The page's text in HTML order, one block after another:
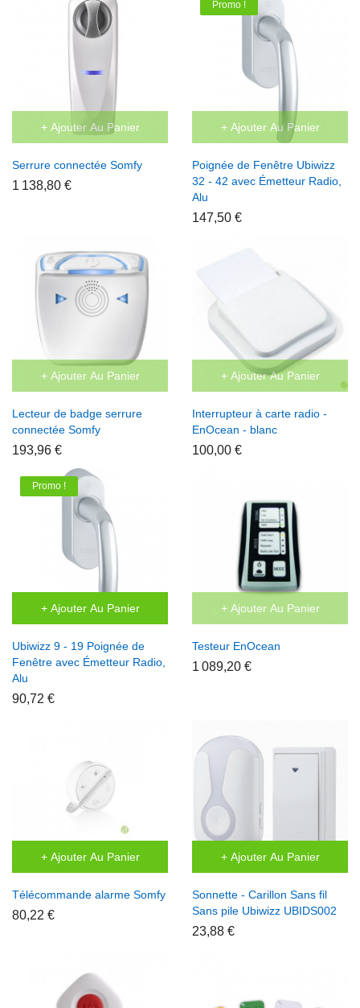
+ Ajouter Au Panier
Serrure connectée Somfy
1 138,80 €
Promo !
+ Ajouter Au Panier
Poignée de Fenêtre Ubiwizz
32 - 42 avec Émetteur Radio,
Alu
147,50 €
+ Ajouter Au Panier
Lecteur de badge serrure
connectée Somfy
193,96 €
+ Ajouter Au Panier
Interrupteur à carte radio -
EnOcean - blanc
100,00 €
Promo !
+ Ajouter Au Panier
Ubiwizz 9 - 19 Poignée de
Fenêtre avec Émetteur Radio,
Alu
90,72 €
+ Ajouter Au Panier
Testeur EnOcean
1 089,20 €
+ Ajouter Au Panier
Télécommande alarme Somfy
80,22 €
+ Ajouter Au Panier
Sonnette - Carillon Sans fil
Sans pile Ubiwizz UBIDS002
23,88 €